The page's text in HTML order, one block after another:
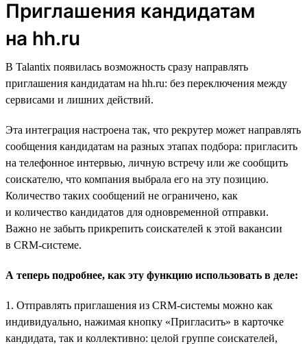
Приглашения кандидатам
на hh.ru
В Talantix появилась возможность сразу направлять
приглашения кандидатам на hh.ru: без переключения между
сервисами и лишних действий.
Эта интеграция настроена так, что рекрутер может направлять
сообщения кандидатам на разных этапах подбора: пригласить
на телефонное интервью, личную встречу или же сообщить
соискателю, что компания выбрала его на эту позицию.
Количество таких сообщений не ограничено, как
и количество кандидатов для одновременной отправки.
Важно не забыть прикрепить соискателей к этой вакансии
в CRM-системе.
А теперь подробнее, как эту функцию использовать в деле:
1. Отправлять приглашения из CRM-системы можно как
индивидуально, нажимая кнопку «Пригласить» в карточке
кандидата, так и коллективно: целой группе соискателей,